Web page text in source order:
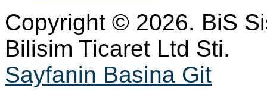
Copyright © 2026. BiS
Bilisim Ticaret Ltd Sti.
Sayfanin Basina Git